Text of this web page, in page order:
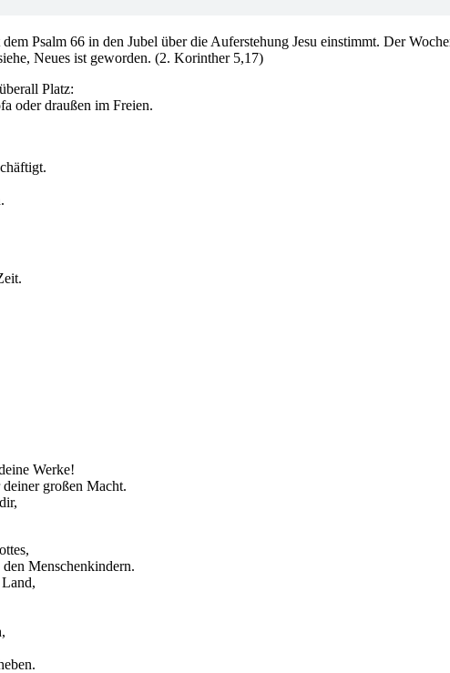
Psalm 66 in den Jubel über die Auferstehung Jesu einstimmt. Der
Neues ist geworden. (2. Korinther 5,17)
Platz:
oder draußen im Freien.
Werke!
großen Macht.
Menschenkindern.